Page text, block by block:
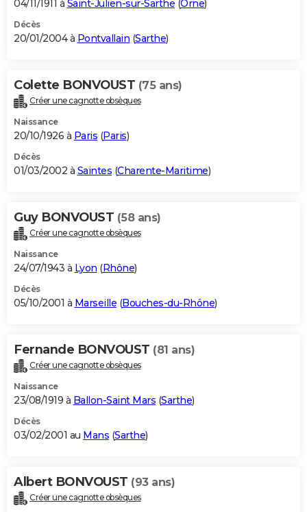
04/11/1911 à Saint-Julien-sur-Sarthe (Orne)
Décès
20/01/2004 à Pontvallain (Sarthe)
Colette BONVOUST (75 ans)
Créer une cagnotte obsèques
Naissance
20/10/1926 à Paris (Paris)
Décès
01/03/2002 à Saintes (Charente-Maritime)
Guy BONVOUST (58 ans)
Créer une cagnotte obsèques
Naissance
24/07/1943 à Lyon (Rhône)
Décès
05/10/2001 à Marseille (Bouches-du-Rhône)
Fernande BONVOUST (81 ans)
Créer une cagnotte obsèques
Naissance
23/08/1919 à Ballon-Saint Mars (Sarthe)
Décès
03/02/2001 au Mans (Sarthe)
Albert BONVOUST (93 ans)
Créer une cagnotte obsèques